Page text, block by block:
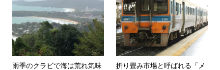
雨季のクラビで海は荒れ気味
折り畳み市場と呼ばれる「メ